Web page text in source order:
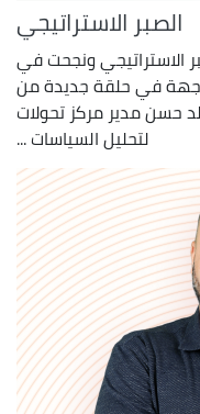
الصبر الاستراتيجي
الاستراتيجي ونجحت في
في حلقة جديدة من
حسن مدير مركز تحولات
لتحليل السياسات ...